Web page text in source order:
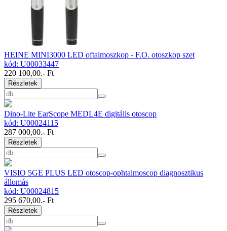
HEINE MINI3000 LED oftalmoszkop - F.O. otoszkop szet
kód: U00033447
220 100,00.- Ft
Részletek
Dino-Lite EarScope MEDL4E digitális otoscop
kód: U00024115
287 000,00.- Ft
Részletek
VISIO 5GE PLUS LED otoscop-ophtalmoscop diagnosztikus
állomás
kód: U00024815
295 670,00.- Ft
Részletek